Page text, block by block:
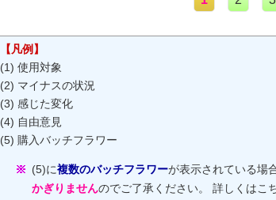
【凡例】
(1) 使用対象
(2) マイナスの状況
(3) 感じた変化
(4) 自由意見
(5) 購入バッチフラワー
(5)に複数のバッチフラワーが表示されている場
かぎりませんのでご了承ください。 詳しくはこ